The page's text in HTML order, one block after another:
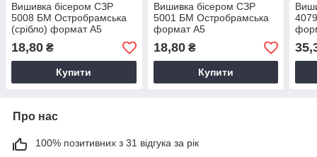
Вишивка бісером СЗР
5008 БМ Остробрамська
(срібло) формат А5
18,80 ₴
Купити
Вишивка бісером СЗР
5001 БМ Остробрамська
формат А5
18,80₴
Купити
Про нас
100% позитивних з 31 відгука за рік